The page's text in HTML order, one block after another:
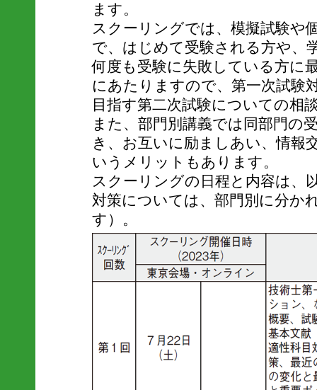
ます。
スクーリングでは、模擬試験や
で、はじめて受験される方や、
何度も受験に失敗している方に
にあたりますので、第一次試験
目指す第二次試験についての相
また、部門別講義では同部門の
き、お互いに励ましあい、情報
いうメリットもあります。
スクーリングの日程と内容は、
対策については、部門別に分か
す）。